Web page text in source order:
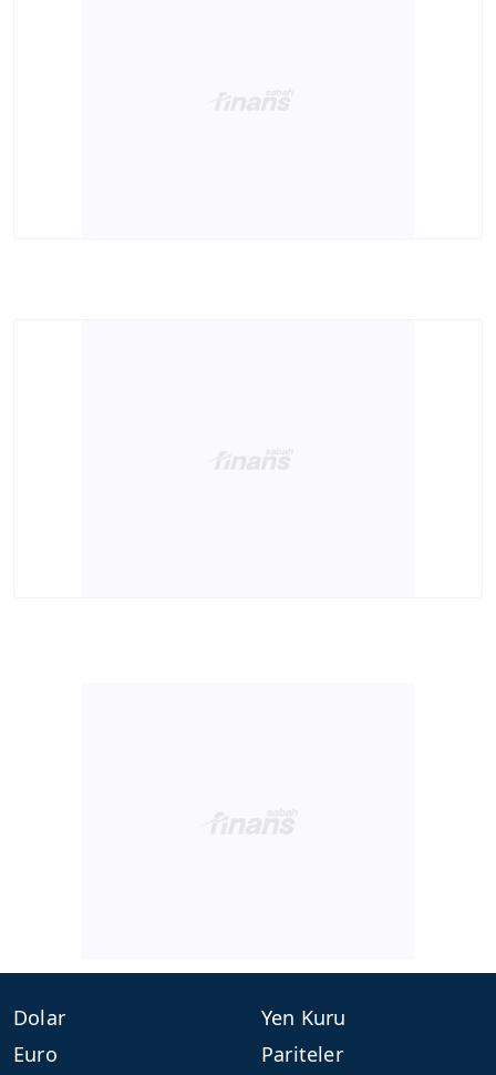
Dolar
Euro
Yen Kuru
Pariteler